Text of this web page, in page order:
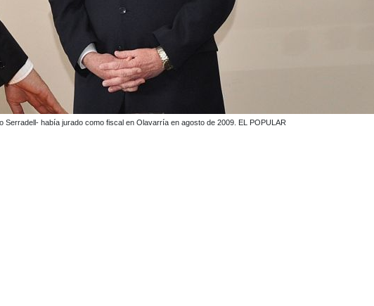
había jurado como fiscal en Olavarría en agosto de 2009. EL POPULAR